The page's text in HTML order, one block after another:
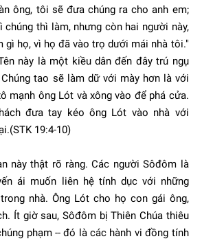
ông, tôi sẽ đưa chúng ra cho anh em;
chúng thì làm, nhưng còn hai người này,
gì họ, vì họ đã vào trọ dưới mái nhà tôi."
này là một kiều dân đến đây trú ngụ
tao sẽ làm dữ với mày hơn là với
mạnh ông Lót và xông vào để phá cửa.
đưa tay kéo ông Lót vào nhà với
19:4-10)
này thật rõ ràng. Các người Sôđôm là
ái muốn liên hệ tính dục với những
nhà. Ông Lót cho họ con gái ông,
Ít giờ sau, Sôđôm bị Thiên Chúa thiêu
phạm -- đó là các hành vi đồng tính